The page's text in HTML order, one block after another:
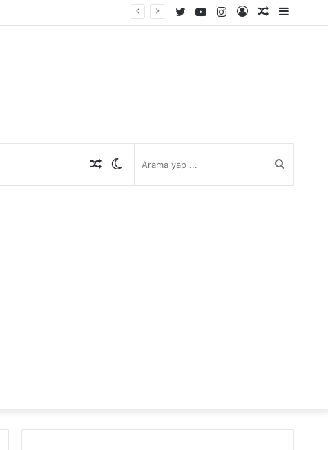
Rastgele
Kayıt
Instagram
YouTube
Twitter
Rastgele